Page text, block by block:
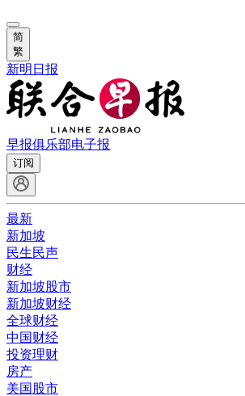
简
繁
新明日报
早报俱乐部电子报
订阅
最新
新加坡
民生民声
财经
新加坡股市
新加坡财经
全球财经
中国财经
投资理财
房产
美国股市